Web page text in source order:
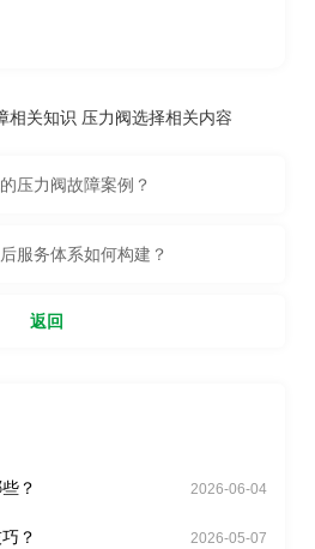
相关知识 压力阀选择相关内容
压力阀故障案例？
服务体系如何构建？
返回
？ 2026-06-04
？ 2026-05-07